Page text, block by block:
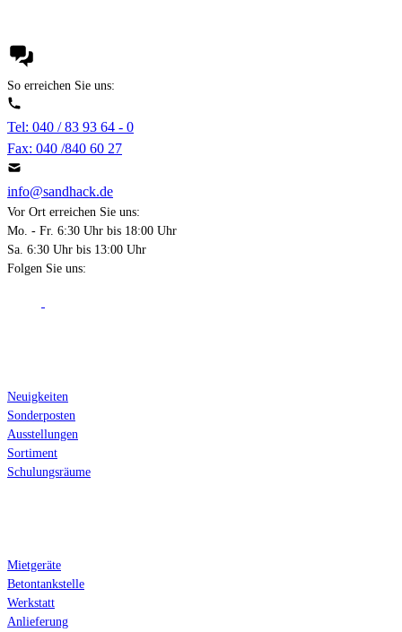
So erreichen Sie uns:
Tel: 040 / 83 93 64 - 0
Fax: 040 /840 60 27
info@sandhack.de
Vor Ort erreichen Sie uns:
Mo. - Fr. 6:30 Uhr bis 18:00 Uhr
Sa. 6:30 Uhr bis 13:00 Uhr
Folgen Sie uns:
Neuigkeiten
Sonderposten
Ausstellungen
Sortiment
Schulungsräume
Mietgeräte
Betontankstelle
Werkstatt
Anlieferung